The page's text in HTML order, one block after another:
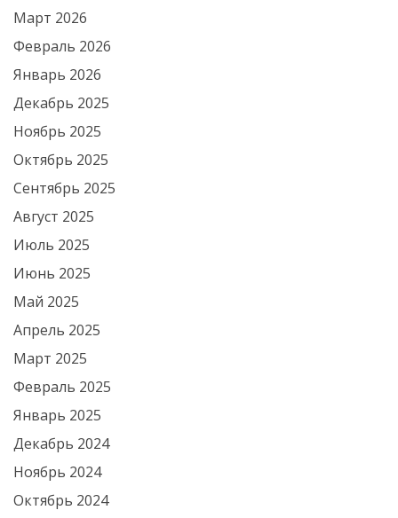
Март 2026
Февраль 2026
Январь 2026
Декабрь 2025
Ноябрь 2025
Октябрь 2025
Сентябрь 2025
Август 2025
Июль 2025
Июнь 2025
Май 2025
Апрель 2025
Март 2025
Февраль 2025
Январь 2025
Декабрь 2024
Ноябрь 2024
Октябрь 2024